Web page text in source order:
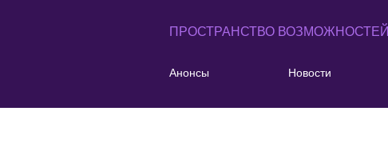
ПРОСТРАНСТВО ВОЗМОЖНОСТЕЙ
Анонсы Новости